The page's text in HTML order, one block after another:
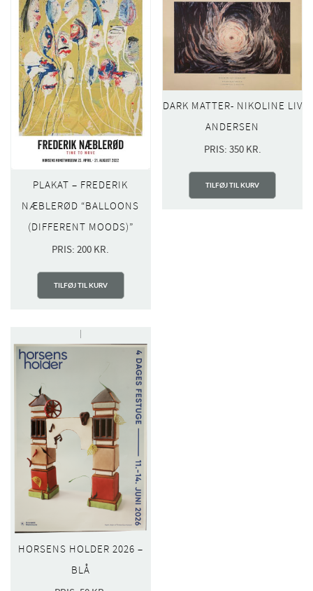
PLAKAT – FREDERIK
NÆBLERØD “BALLOONS
(DIFFERENT MOODS)”
PRIS:200 KR.
TILFØJ TIL KURV
DARK MATTER- NIKOLINE LIV
ANDERSEN
PRIS: 350 KR.
TILFØJ TIL KURV
HORSENS HOLDER 2026 –
BLÅ